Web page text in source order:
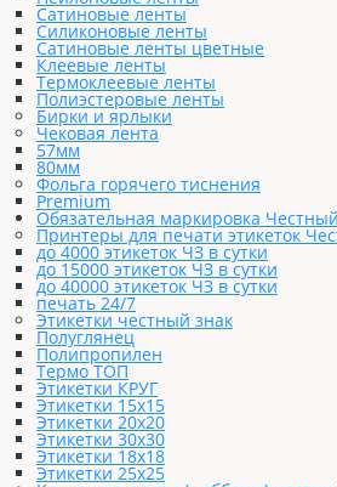
Сатиновые ленты
Силиконовые ленты
Сатиновые ленты цветные
Клеевые ленты
Термоклеевые ленты
Полиэстеровые ленты
Бирки и ярлыки
Чековая лента
57мм
80мм
Фольга горячего тиснения
Premium
Обязательная маркировка
Принтеры для печати этикеток
до 4000 этикеток ЧЗ в сутки
до 15000 этикеток ЧЗ в сутки
до 40000 этикеток ЧЗ в сутки
печать 24/7
Этикетки честный знак
Полуглянец
Полипропилен
Термо ТОП
Этикетки КРУГ
Этикетки 15х15
Этикетки 20х20
Этикетки 30х30
Этикетки 18х18
Этикетки 25х25